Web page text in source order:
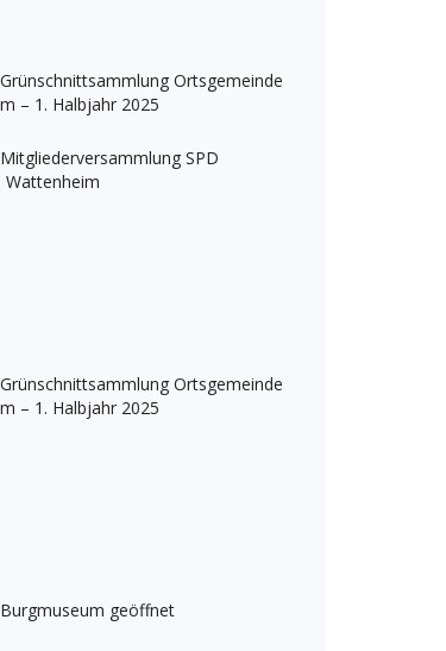
Grünschnittsammlung Ortsgemeinde
– 1. Halbjahr 2025
Mitgliederversammlung SPD
Wattenheim
Grünschnittsammlung Ortsgemeinde
– 1. Halbjahr 2025
Burgmuseum geöffnet